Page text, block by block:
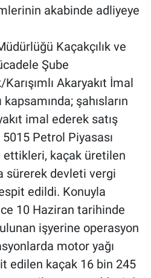
akabinde adliyeye
Kaçakçılık ve
Şube
Akaryakıt İmal
şahısların
imal ederek satış
5015 Petrol Piyasası
kaçak üretilen
sürerek devleti vergi
edildi. Konuyla
10 Haziran tarihinde
işyerine operasyon
motor yağı
edilen kaçak 16 bin 245